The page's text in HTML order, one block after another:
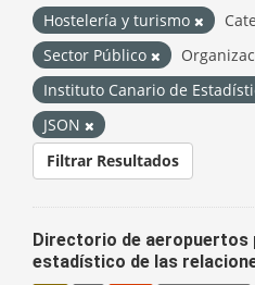
Hostelería y turismo
Sector Público
Instituto Canario de
JSON
Filtrar Resultados
Directorio de aeropuertos
estadístico de las